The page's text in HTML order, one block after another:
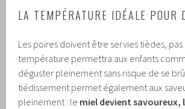
LA TEMPÉRATURE IDÉALE POUR
Les poires doivent être servies tièdes,
température permettra aux enfants
déguster pleinement sans risque de se
tiédissement permet également aux
pleinement : le miel devient savoureux,